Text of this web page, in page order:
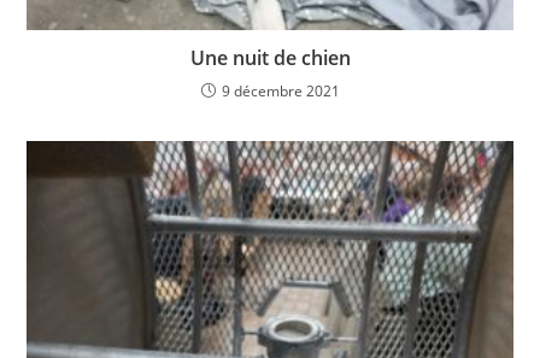
Une nuit de chien
9 décembre 2021